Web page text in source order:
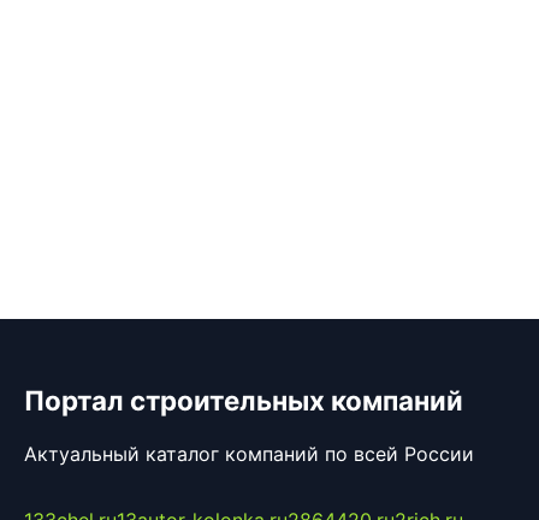
Портал строительных компаний
Актуальный каталог компаний по всей России